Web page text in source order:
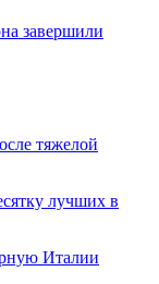
завершили
тяжелой
лучших в
Италии